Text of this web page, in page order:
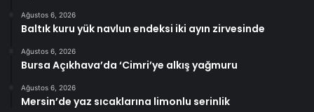
Ağustos 6, 2026
Baltık kuru yük navlun endeksi iki ayın zirvesinde
Ağustos 6, 2026
Bursa Açıkhava’da ‘Cimri’ye alkış yağmuru
Ağustos 6, 2026
Mersin’de yaz sıcaklarına limonlu serinlik